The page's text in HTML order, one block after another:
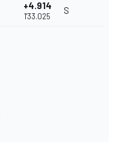
+4.914
1'33.025
S